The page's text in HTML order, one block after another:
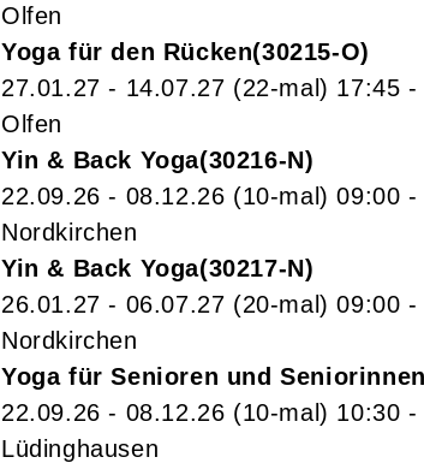
Olfen
Yoga für den Rücken 30215-O
27.01.27 - 14.07.27 (22-mal) 17:45 -
Olfen
Yin & Back Yoga 30216-N
22.09.26 - 08.12.26 (10-mal)09:00 -
Nordkirchen
Yin & Back Yoga 30217-N
26.01.27 - 06.07.27 (20-mal)09:00 -
Nordkirchen
Yoga für Senioren und
22.09.26 - 08.12.26 (10-mal) 10:30 -
Lüdinghausen